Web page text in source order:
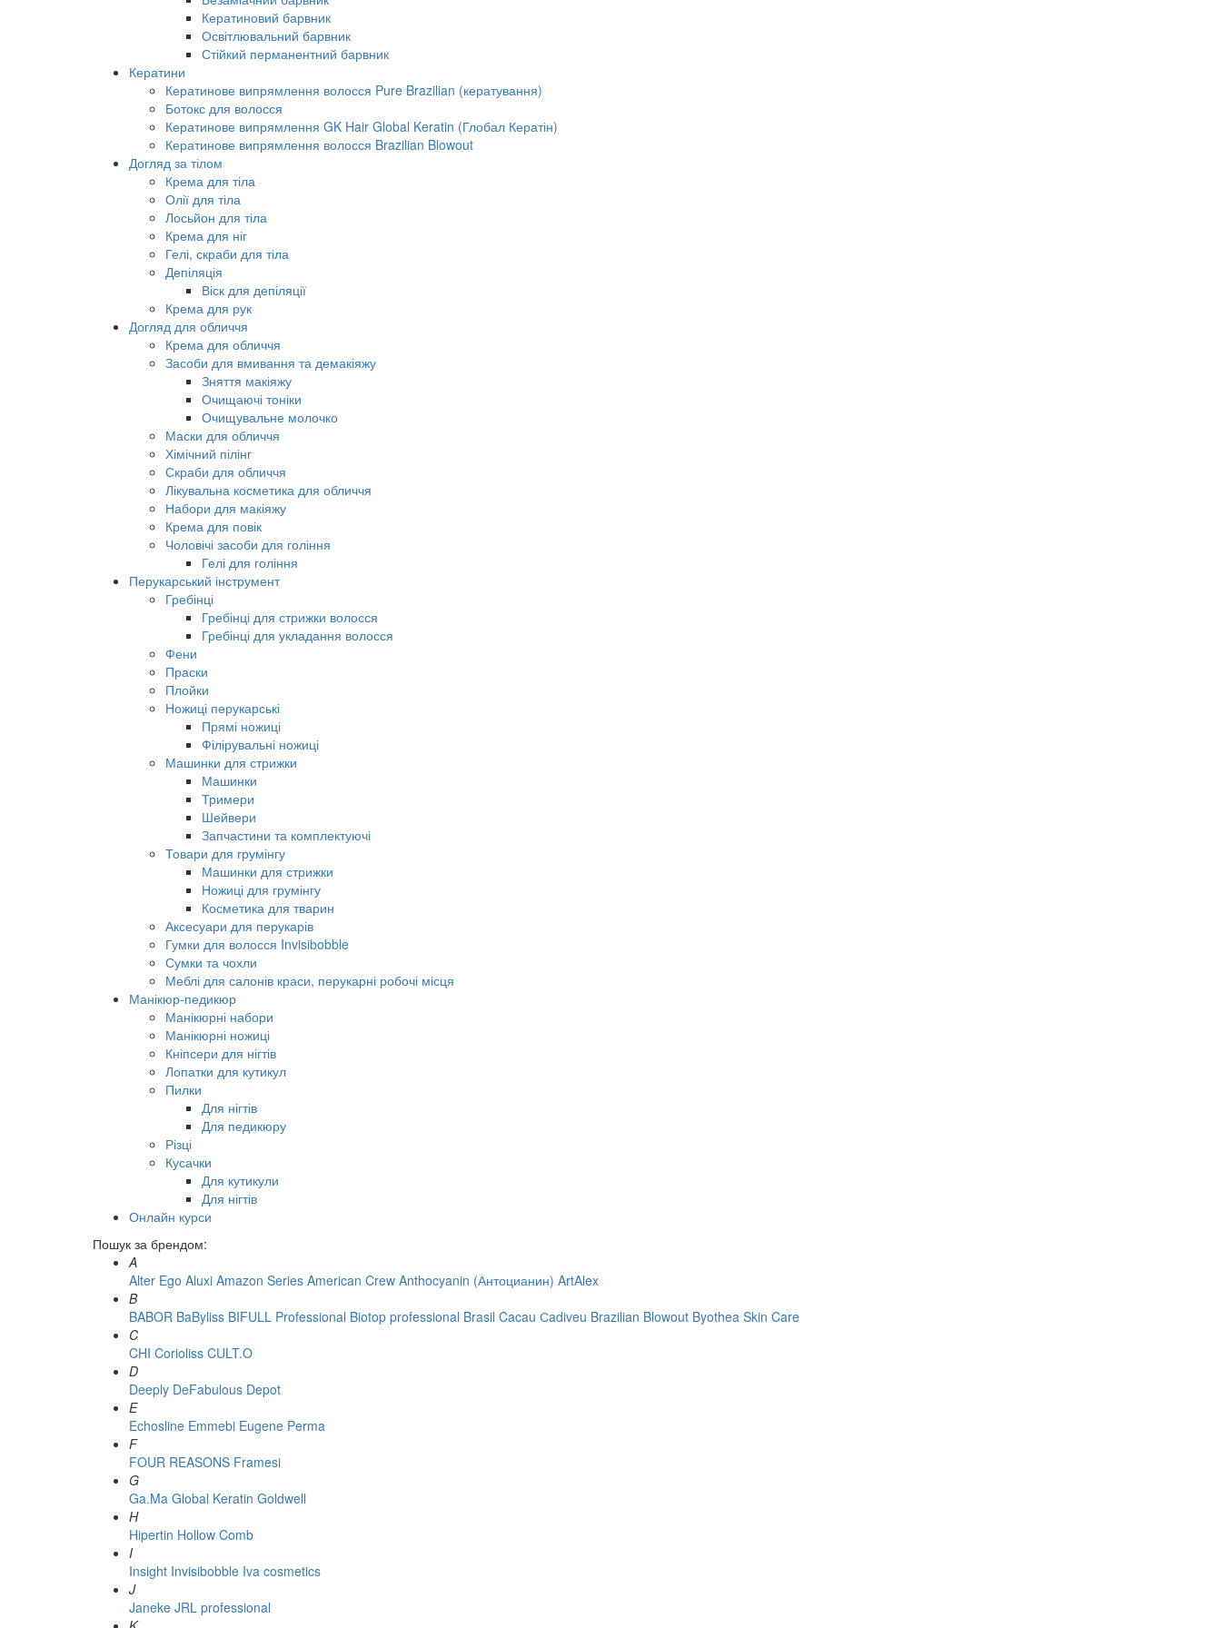
Кератиновий барвник
Освітлювальний барвник
Стійкий перманентний барвник
Кератини
Кератинове випрямлення волосся Pure Brazilian (кератування)
Ботокс для волосся
Кератинове випрямлення GK Hair Global Keratin (Глобал Кератін)
Кератинове випрямлення волосся Brazilian Blowout
Догляд за тілом
Крема для тіла
Олії для тіла
Лосьйон для тіла
Крема для ніг
Гелі, скраби для тіла
Депіляція
Віск для депіляції
Крема для рук
Догляд для обличчя
Крема для обличчя
Засоби для вмивання та демакіяжу
Зняття макіяжу
Очищаючі тоніки
Очищувальне молочко
Маски для обличчя
Хімічний пілінг
Скраби для обличчя
Лікувальна косметика для обличчя
Набори для макіяжу
Крема для повік
Чоловічі засоби для гоління
Гелі для гоління
Перукарський інструмент
Гребінці
Гребінці для стрижки волосся
Гребінці для укладання волосся
Фени
Праски
Плойки
Ножиці перукарські
Прямі ножиці
Філірувальні ножиці
Машинки для стрижки
Машинки
Тримери
Шейвери
Запчастини та комплектуючі
Товари для грумінгу
Машинки для стрижки
Ножиці для грумінгу
Косметика для тварин
Аксесуари для перукарів
Гумки для волосся Invisibobble
Сумки та чохли
Меблі для салонів краси, перукарні робочі місця
Манікюр-педикюр
Манікюрні набори
Манікюрні ножиці
Кніпсери для нігтів
Лопатки для кутикул
Пилки
Для нігтів
Для педикюру
Різці
Кусачки
Для кутикули
Для нігтів
Онлайн курси
Пошук за брендом:
A
Alter Ego Aluxi Amazon Series American Crew Anthocyanin (Антоцианин) ArtAlex
B
BABOR BaByliss BIFULL Professional Biotop professional Brasil Cacau Сadiveu Brazilian Blowout Byothea Skin Care
C
CHI Corioliss CULT.O
D
Deeply DeFabulous Depot
E
Echosline Emmebi Eugene Perma
F
FOUR REASONS Framesi
G
Ga.Ma Global Keratin Goldwell
H
Hipertin Hollow Comb
I
Insight Invisibobble Iva cosmetics
J
Janeke JRL professional